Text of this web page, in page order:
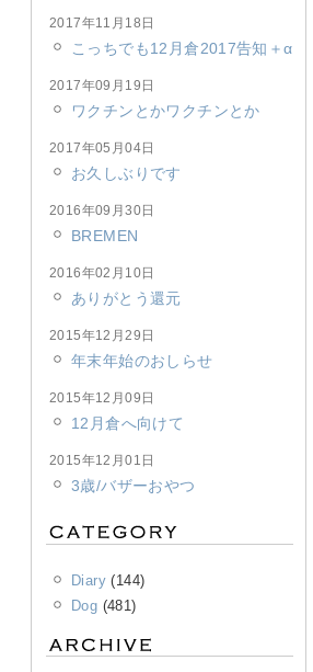
2017年11月18日
こっちでも12月倉2017告知＋α
2017年09月19日
ワクチンとかワクチンとか
2017年05月04日
お久しぶりです
2016年09月30日
BREMEN
2016年02月10日
ありがとう還元
2015年12月29日
年末年始のおしらせ
2015年12月09日
12月倉へ向けて
2015年12月01日
3歳/バザーおやつ
Diary(144)
Dog (481)